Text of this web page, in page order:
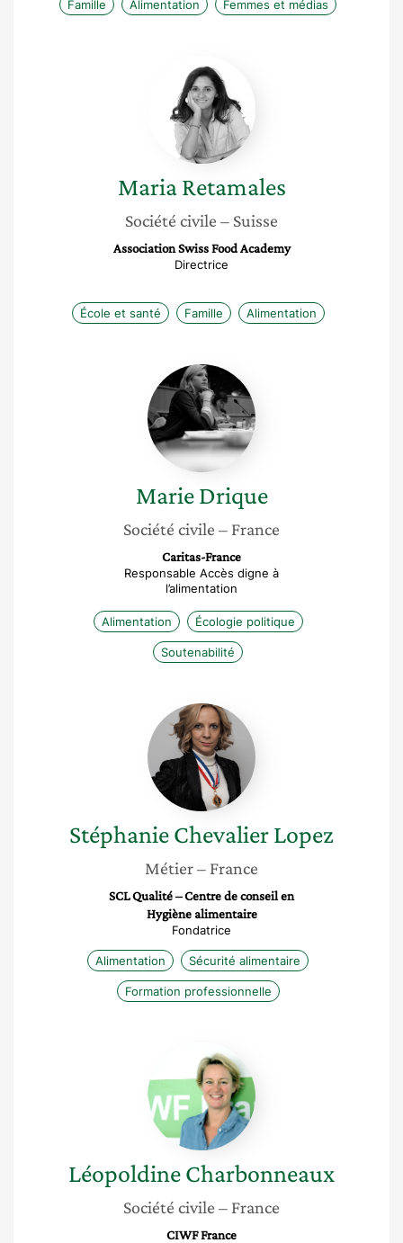
Famille Alimentation Femmes et médias
Maria
Retamales
Maria Retamales
Société civile – Suisse
Association Swiss Food Academy
Directrice
École et santé Famille Alimentation
Marie
Drique
Marie Drique
Société civile – France
Caritas-France
Responsable Accès digne à
l’alimentation
Alimentation Écologie politique
Soutenabilité
Stéphanie
Chevalier
Lopez
StéphanieChevalier Lopez
Métier– France
SCL Qualité – Centre de conseil en
Hygiène alimentaire
Fondatrice
Alimentation Sécurité alimentaire
Formation professionnelle
Léopoldine
Charbonneaux
LéopoldineCharbonneaux
Société civile – France
CIWF France